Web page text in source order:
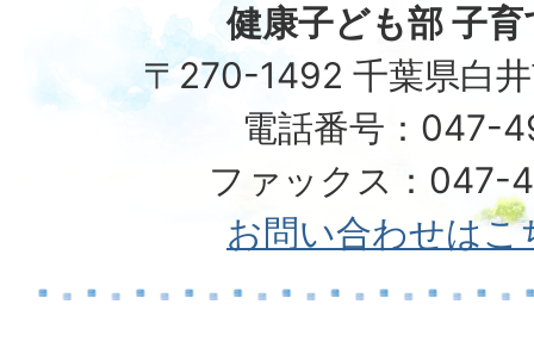
健康子ども部 子
〒270-1492 千葉県白
電話番号：047-
ファックス：047-
お問い合わせはこ